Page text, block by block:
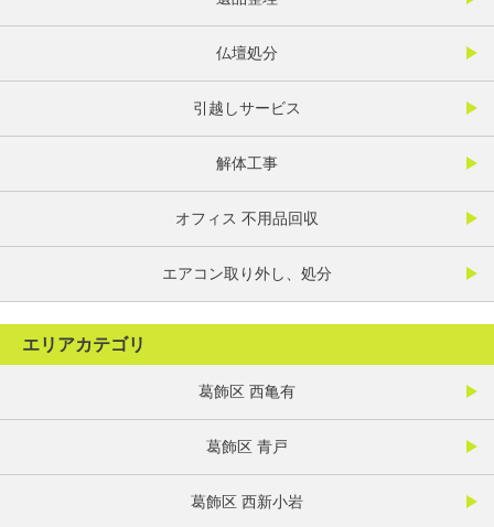
仏壇処分
引越しサービス
解体工事
オフィス 不用品回収
エアコン取り外し、処分
エリアカテゴリ
葛飾区 西亀有
葛飾区 青戸
葛飾区 西新小岩